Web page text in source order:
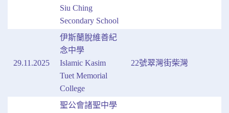
Siu Ching
Secondary School
29.11.2025
伊斯蘭脫維善紀
念中學
Islamic Kasim
Tuet Memorial
College
22號翠灣街柴灣
聖公會諸聖中學